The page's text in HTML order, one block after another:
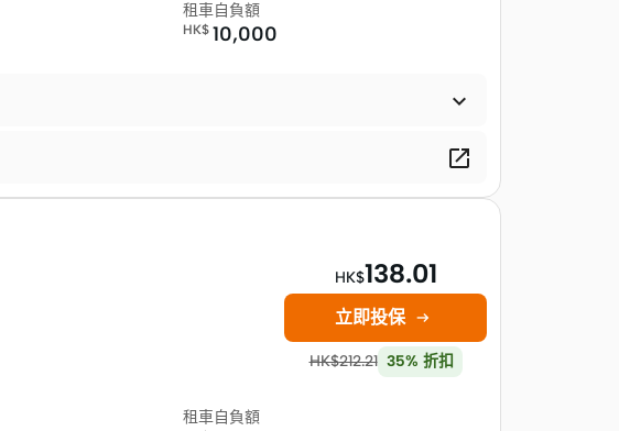
租車自負額
HK$ 10,000


HK$138.01
立即投保 
HK$212.21 35% 折扣
租車自負額